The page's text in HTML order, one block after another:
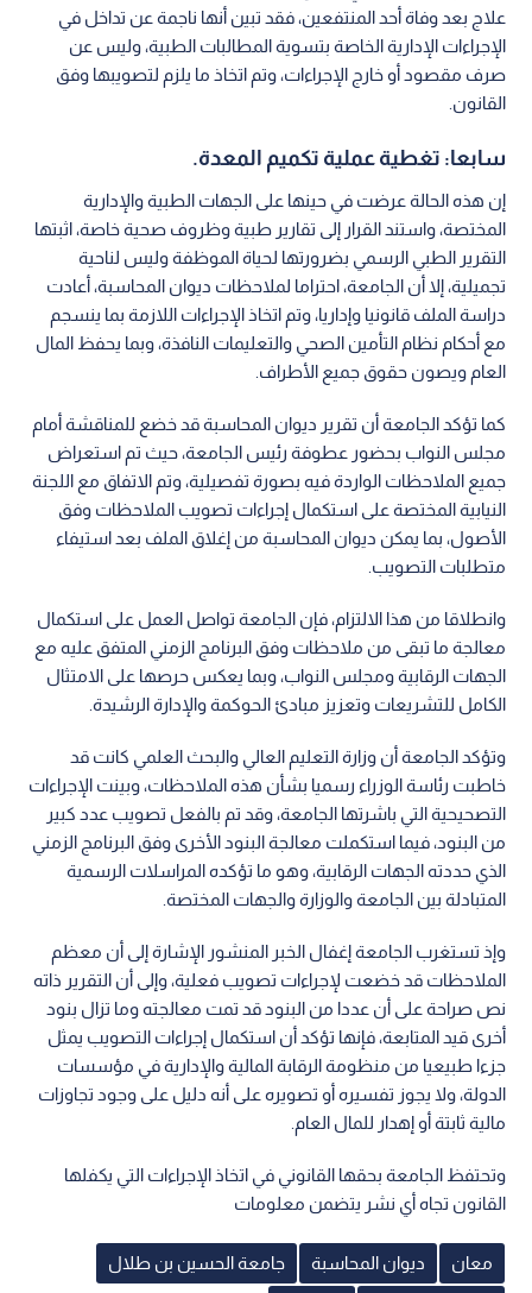
علاج بعد وفاة أحد المنتفعين، فقد تبين أنها ناجمة عن تداخل في
الإجراءات الإدارية الخاصة بتسوية المطالبات الطبية، وليس عن
صرف مقصود أو خارج الإجراءات، وتم اتخاذ ما يلزم لتصويبها وفق
القانون.
سابعا: تغطية عملية تكميم المعدة.
إن هذه الحالة عرضت في حينها على الجهات الطبية والإدارية
المختصة، واستند القرار إلى تقارير طبية وظروف صحية خاصة، اثبتها
التقرير الطبي الرسمي بضرورتها لحياة الموظفة وليس لناحية
تجميلية، إلا أن الجامعة، احتراما لملاحظات ديوان المحاسبة، أعادت
دراسة الملف قانونيا وإداريا، وتم اتخاذ الإجراءات اللازمة بما ينسجم
مع أحكام نظام التأمين الصحي والتعليمات النافذة، وبما يحفظ المال
العام ويصون حقوق جميع الأطراف.
كما تؤكد الجامعة أن تقرير ديوان المحاسبة قد خضع للمناقشة أمام
مجلس النواب بحضور عطوفة رئيس الجامعة، حيث تم استعراض
جميع الملاحظات الواردة فيه بصورة تفصيلية، وتم الاتفاق مع اللجنة
النيابية المختصة على استكمال إجراءات تصويب الملاحظات وفق
الأصول، بما يمكن ديوان المحاسبة من إغلاق الملف بعد استيفاء
متطلبات التصويب.
وانطلاقا من هذا الالتزام، فإن الجامعة تواصل العمل على استكمال
معالجة ما تبقى من ملاحظات وفق البرنامج الزمني المتفق عليه مع
الجهات الرقابية ومجلس النواب، وبما يعكس حرصها على الامتثال
الكامل للتشريعات وتعزيز مبادئ الحوكمة والإدارة الرشيدة.
وتؤكد الجامعة أن وزارة التعليم العالي والبحث العلمي كانت قد
خاطبت رئاسة الوزراء رسميا بشأن هذه الملاحظات، وبينت الإجراءات
التصحيحية التي باشرتها الجامعة، وقد تم بالفعل تصويب عدد كبير
من البنود، فيما استكملت معالجة البنود الأخرى وفق البرنامج الزمني
الذي حددته الجهات الرقابية، وهو ما تؤكده المراسلات الرسمية
المتبادلة بين الجامعة والوزارة والجهات المختصة.
وإذ تستغرب الجامعة إغفال الخبر المنشور الإشارة إلى أن معظم
الملاحظات قد خضعت لإجراءات تصويب فعلية، وإلى أن التقرير ذاته
نص صراحة على أن عددا من البنود قد تمت معالجته وما تزال بنود
أخرى قيد المتابعة، فإنها تؤكد أن استكمال إجراءات التصويب يمثل
جزءا طبيعيا من منظومة الرقابة المالية والإدارية في مؤسسات
الدولة، ولا يجوز تفسيره أو تصويره على أنه دليل على وجود تجاوزات
مالية ثابتة أو إهدار للمال العام.
وتحتفظ الجامعة بحقها القانوني في اتخاذ الإجراءات التي يكفلها
القانون تجاه أي نشر يتضمن معلومات
معان ديوان المحاسبة جامعة الحسين بن طلال